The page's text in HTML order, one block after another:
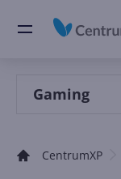
Gaming
CentrumXP